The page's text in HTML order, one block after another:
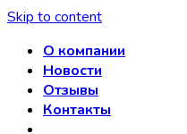
Skip to content
О компании
Новости
Отзывы
Контакты